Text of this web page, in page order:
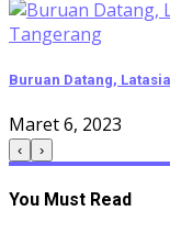
Buruan Datang,
Maret 6, 2023
‹ ›
You Must Read